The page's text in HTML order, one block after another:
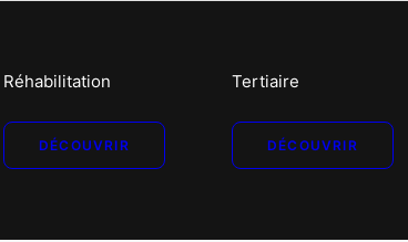
Réhabilitation
DÉCOUVRIR
Tertiaire
DÉCOUVRIR